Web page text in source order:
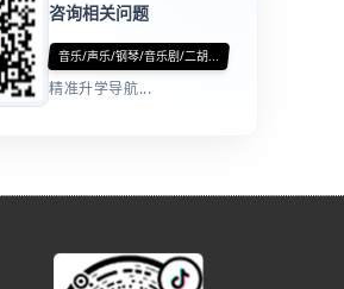
咨询相关问题
音乐/声乐/钢琴/音乐剧/二胡...
精准升学导航...